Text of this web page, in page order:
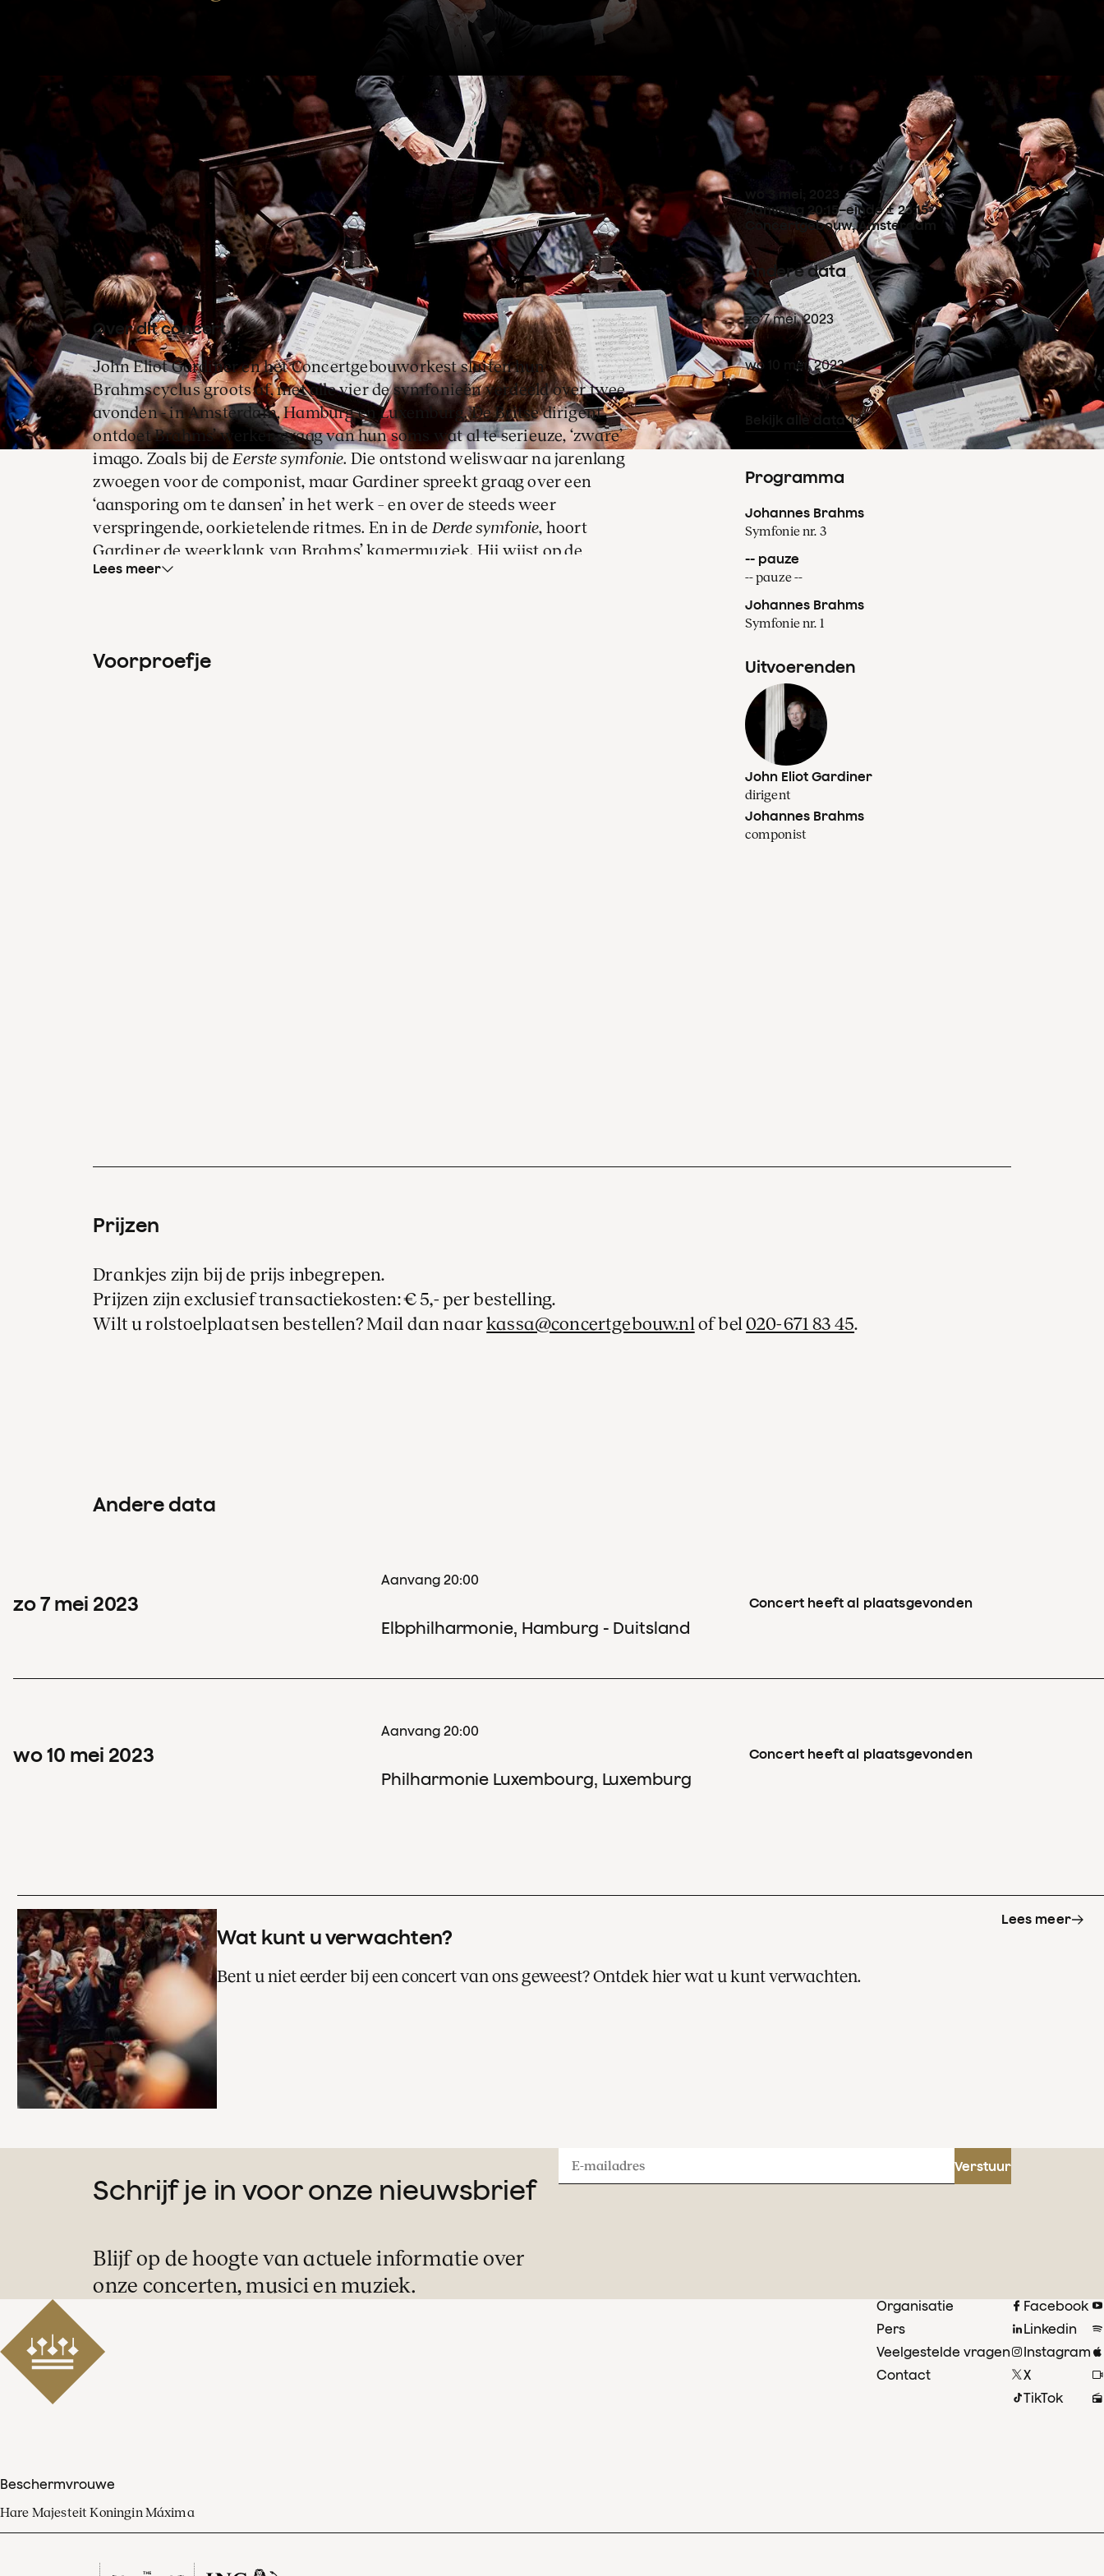
Concertdetails
Aanvang 20:15–einde ± 23:15
Concertgebouw, Amsterdam
Andere data
zo 7 mei,2023
wo mei ,2023
Bekijk alle data
Programma
Johannes Brahms
Symfonie nr. 3
-- pauze
-- pauze --
Johannes Brahms
Symfonie nr. 1
Uitvoerenden
John Eliot Gardiner
dirigent
Johannes Brahms
componist
Sir John Eliot Gardiner brengt een Brahms voor onze tijd,
met nadruk op dans, verleiding en intimiteit.
Over dit concert
John Eliot Gardiner en het Concertgebouworkest sluiten hun
Brahmscyclus groots af, met alle vier de symfonieën verdeeld over twee
avonden - in Amsterdam, Hamburg en Luxemburg. De Britse dirigent
ontdoet Brahms’ werken graag van hun soms wat al te serieuze, ‘zware’
imago. Zoals bij de Eerste symfonie. Die ontstond weliswaar na jarenlang
zwoegen voor de componist, maar Gardiner spreekt graag over een
‘aansporing om te dansen’ in het werk – en over de steeds weer
verspringende, oorkietelende ritmes. En in de Derde symfonie, hoort
Gardiner de weerklank van Brahms’ kamermuziek. Hij wijst op de
‘verleidelijke klarinet’ in het eerste deel, en ‘de intimiteit van het gesprek
Lees meer
Voorproefje
Prijzen
Drankjes zijn bij de prijs inbegrepen.
Prijzen zijn exclusief transactiekosten: € 5,- per bestelling.
Wilt u rolstoelplaatsen bestellen? Mail dan naarkassa@concertgebouw.nl of bel 020-671 83 45.
Andere data
zo7 mei 2023
Aanvang 20:00
Elbphilharmonie, Hamburg - Duitsland
Concert heeft al plaatsgevonden
wo10 mei 2023
Aanvang 20:00
Philharmonie Luxembourg, Luxemburg
Concert heeft al plaatsgevonden
Wat kunt u verwachten?
Bent u niet eerder bij een concert van ons geweest? Ontdek hier wat u kunt verwachten.
Lees meer
Schrijf je in voor onze nieuwsbrief
Blijf op de hoogte van actuele informatie over
onze concerten, musici en muziek.
E-
mailadres
Verstuur
Beschermvrouwe
Hare Majesteit Koningin Máxima
Organisatie
Pers
Veelgestelde vragen
Contact
Facebook
Linkedin
Instagram
X
TikTok